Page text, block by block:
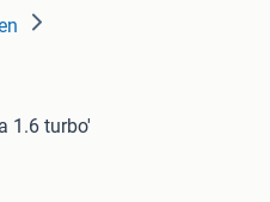
1.6 turbo'